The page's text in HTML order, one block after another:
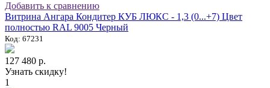
Добавить к сравнению
Витрина Ангара Кондитер КУБ ЛЮКС - 1,3 (0...+7) Цвет
полностью RAL 9005 Черный
Код: 67231
127 480 р.
Узнать скидку!
1